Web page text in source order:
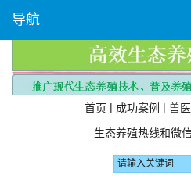
导航
首页 | 成功案例 | 兽
生态养殖热线和微